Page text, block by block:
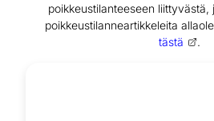
poikkeustilanteeseen liittyvästä,
poikkeustilanneartikkeleita
tästä
.